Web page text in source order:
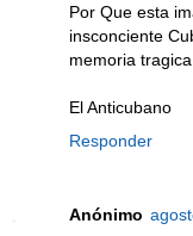
Por Que esta
insconciente
memoria
El Anticubano
Responder
Anónimo